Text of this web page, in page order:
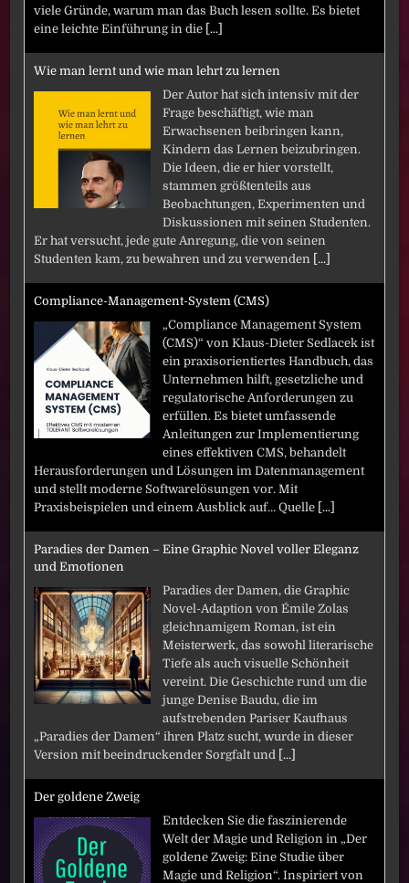
viele Gründe, warum man das Buch lesen sollte. Es bietet
eine leichte Einführung in die [...]
Wie man lernt und wie man lehrt zu lernen
Der Autor hat sich intensiv mit der
Frage beschäftigt, wie man
Erwachsenen beibringen kann,
Kindern das Lernen beizubringen.
Die Ideen, die er hier vorstellt,
stammen größtenteils aus
Beobachtungen, Experimenten und
Diskussionen mit seinen Studenten.
Er hat versucht, jede gute Anregung, die von seinen
Studenten kam, zu bewahren und zu verwenden [...]
Compliance-Management-System (CMS)
„Compliance Management System
(CMS)“ von Klaus-Dieter Sedlacek ist
ein praxisorientiertes Handbuch, das
Unternehmen hilft, gesetzliche und
regulatorische Anforderungen zu
erfüllen. Es bietet umfassende
Anleitungen zur Implementierung
eines effektiven CMS, behandelt
Herausforderungen und Lösungen im Datenmanagement
und stellt moderne Softwarelösungen vor. Mit
Praxisbeispielen und einem Ausblick auf… Quelle [...]
Paradies der Damen – Eine Graphic Novel voller Eleganz
und Emotionen
Paradies der Damen, die Graphic
Novel-Adaption von Émile Zolas
gleichnamigem Roman, ist ein
Meisterwerk, das sowohl literarische
Tiefe als auch visuelle Schönheit
vereint. Die Geschichte rund um die
junge Denise Baudu, die im
aufstrebenden Pariser Kaufhaus
„Paradies der Damen“ ihren Platz sucht, wurde in dieser
Version mit beeindruckender Sorgfalt und [...]
Der goldene Zweig
Entdecken Sie die faszinierende
Welt der Magie und Religion in „Der
goldene Zweig: Eine Studie über
Magie und Religion“. Inspiriert von